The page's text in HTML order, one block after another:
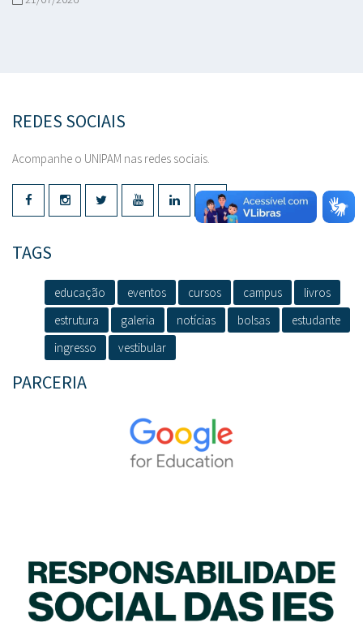
REDES SOCIAIS
Acompanhe o UNIPAM nas redes sociais.
TAGS
educação eventos cursos campus
livros
estrutura
galeria notícias bolsas
estudante
ingresso
vestibular
PARCERIA